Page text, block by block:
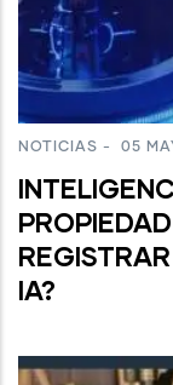
NOTICIAS - 05
IA?